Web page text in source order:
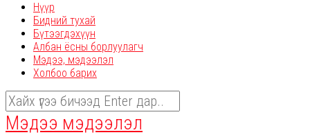
Нүүр
Бидний тухай
Бүтээгдэхүүн
Албан ёсны борлуулагч
Мэдээ, мэдээлэл
Холбоо барих
Мэдээ мэдээлэл